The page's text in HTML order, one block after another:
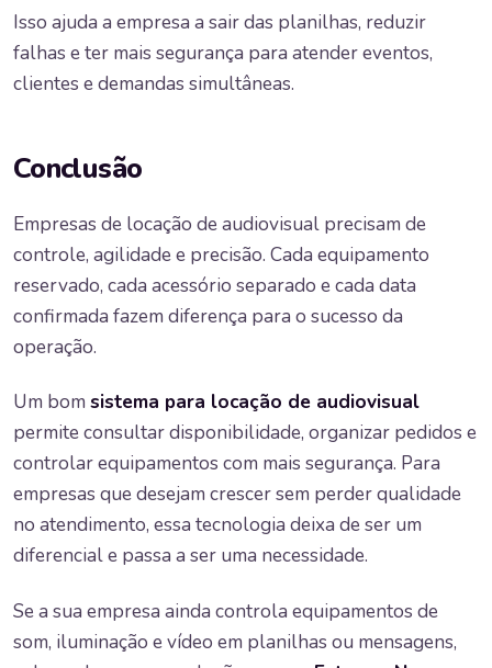
Isso ajuda a empresa a sair das planilhas, reduzir
falhas e ter mais segurança para atender eventos,
clientes e demandas simultâneas.
Conclusão
Empresas de locação de audiovisual precisam de
controle, agilidade e precisão. Cada equipamento
reservado, cada acessório separado e cada data
confirmada fazem diferença para o sucesso da
operação.
Um bom sistema para locação de audiovisual
permite consultar disponibilidade, organizar pedidos e
controlar equipamentos com mais segurança. Para
empresas que desejam crescer sem perder qualidade
no atendimento, essa tecnologia deixa de ser um
diferencial e passa a ser uma necessidade.
Se a sua empresa ainda controla equipamentos de
som, iluminação e vídeo em planilhas ou mensagens,